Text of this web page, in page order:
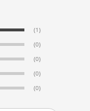
(1)
(0)
(0)
(0)
(0)